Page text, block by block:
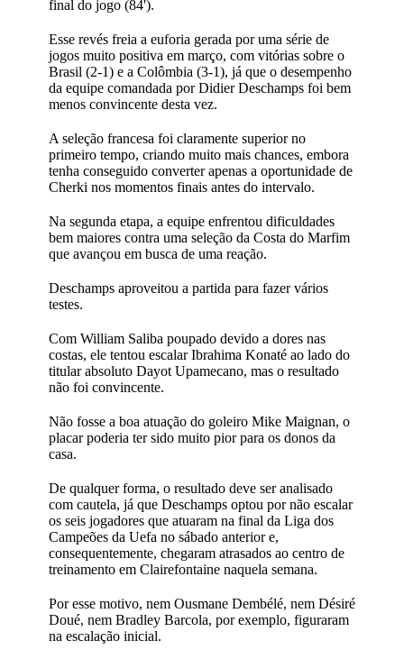
final do jogo (84').
Esse revés freia a euforia gerada por uma série de
jogos muito positiva em março, com vitórias sobre o
Brasil (2-1) e a Colômbia (3-1), já que o desempenho
da equipe comandada por Didier Deschamps foi bem
menos convincente desta vez.
A seleção francesa foi claramente superior no
primeiro tempo, criando muito mais chances, embora
tenha conseguido converter apenas a oportunidade de
Cherki nos momentos finais antes do intervalo.
Na segunda etapa, a equipe enfrentou dificuldades
bem maiores contra uma seleção da Costa do Marfim
que avançou em busca de uma reação.
Deschamps aproveitou a partida para fazer vários
testes.
Com William Saliba poupado devido a dores nas
costas, ele tentou escalar Ibrahima Konaté ao lado do
titular absoluto Dayot Upamecano, mas o resultado
não foi convincente.
Não fosse a boa atuação do goleiro Mike Maignan, o
placar poderia ter sido muito pior para os donos da
casa.
De qualquer forma, o resultado deve ser analisado
com cautela, já que Deschamps optou por não escalar
os seis jogadores que atuaram na final da Liga dos
Campeões da Uefa no sábado anterior e,
consequentemente, chegaram atrasados ao centro de
treinamento em Clairefontaine naquela semana.
Por esse motivo, nem Ousmane Dembélé, nem Désiré
Doué, nem Bradley Barcola, por exemplo, figuraram
na escalação inicial.